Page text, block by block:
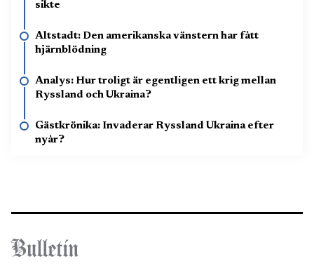
sikte
Altstadt: Den amerikanska vänstern har fått
hjärnblödning
Analys: Hur troligt är egentligen ett krig mellan
Ryssland och Ukraina?
Gästkrönika: Invaderar Ryssland Ukraina efter
nyår?